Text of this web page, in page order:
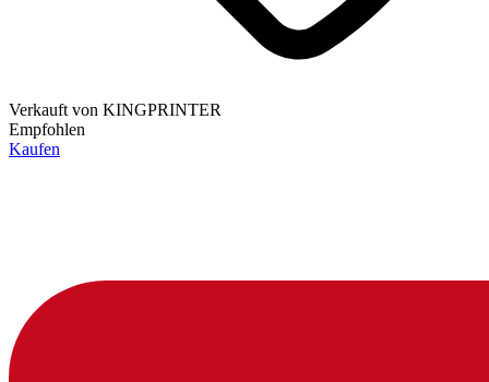
Verkauft von KINGPRINTER
Empfohlen
Kaufen